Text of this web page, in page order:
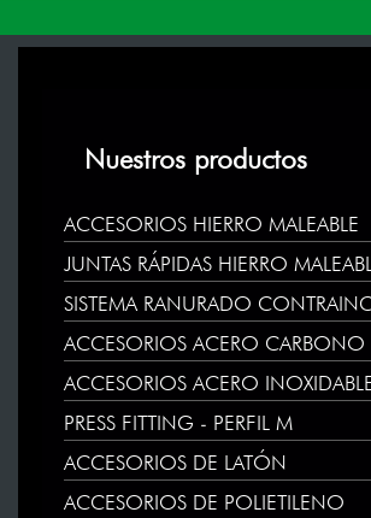
Nuestros productos
ACCESORIOS HIERRO MALEABLE
JUNTAS RÁPIDAS HIERRO
SISTEMA RANURADO
ACCESORIOS ACERO CARBONO
ACCESORIOS ACERO
PRESS FITTING - PERFIL M
ACCESORIOS DE LATÓN
ACCESORIOS DE POLIETILENO